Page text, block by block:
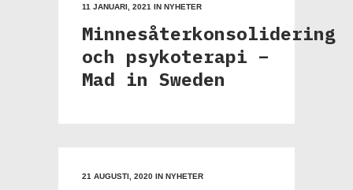
11 JANUARI, 2021 IN NYHETER
Minnesåterkonsolidering
och psykoterapi –
Mad in Sweden
21 AUGUSTI, 2020 IN NYHETER